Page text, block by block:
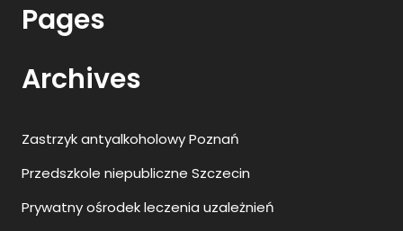
Pages
Archives
Zastrzyk antyalkoholowy Poznań
Przedszkole niepubliczne Szczecin
Prywatny ośrodek leczenia uzależnień